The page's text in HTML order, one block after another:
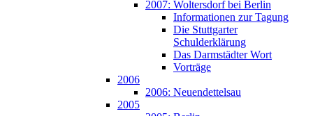
2007: Woltersdorf bei Berlin
Informationen zur Tagung
Die Stuttgarter
Schulderklärung
Das Darmstädter Wort
Vorträge
2006
2006: Neuendettelsau
2005